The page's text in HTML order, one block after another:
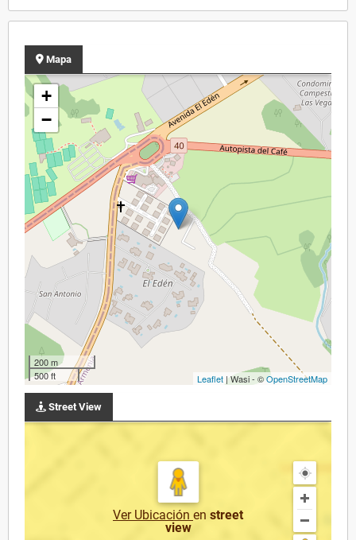
Mapa
+
−
200 m
500 ft
Leaflet | Wasi - ©OpenStreetMap
Street View
Ver Ubicación en street
view